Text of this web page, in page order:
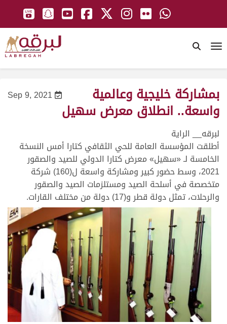
Sep 9, 2021 بمشاركة خليجية وعالمية
واسعة.. انطلاق معرض سهيل
لبرقه__ الراية
أطلقت المؤسسة العامة للحي الثقافي كتارا أمس النسخة
الخامسة لـ «سهيل» معرض كتارا الدولي للصيد والصقور
2021، وسط حضور كبير ومشاركة واسعة ل(160) شركة
متخصصة في أسلحة الصيد ومستلزمات الصيد والصقور
والرحلات، تمثل دولة قطر و(17) دولة من مختلف القارات.